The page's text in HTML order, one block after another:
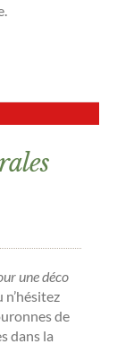
une déco
de
dans la